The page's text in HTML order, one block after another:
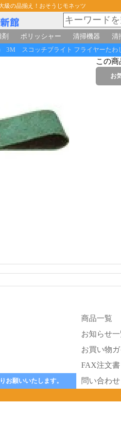
級の品揃え！おそうじモネッツ
ポリッシャー 清掃機器 清
3M スコッチブライト フライヤーたわ
この
お願いいたします。
商品一覧
お知らせ
お買い物
FAX注文書
問い合わせ